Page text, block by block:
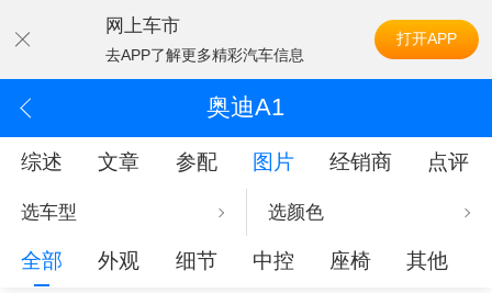
网上车市
去APP了解更多精彩汽车信息
打开APP
奥迪A1
综述 文章 参配 图片 经销商 点评
选车型 选颜色
全部 外观 细节 中控 座椅 其他